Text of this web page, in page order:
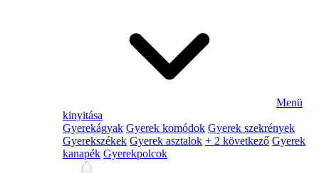
Menü
kinyitása
Gyerekágyak Gyerek komódok Gyerek szekrények
Gyerekszékek Gyerek asztalok + 2 következő Gyerek
kanapék Gyerekpolcok